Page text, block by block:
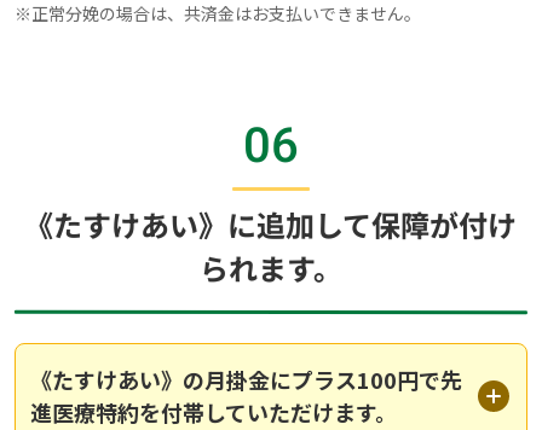
※正常分娩の場合は、共済金はお支払いできません。
06
《たすけあい》に追加して保障が付け
られます。
《たすけあい》の月掛金にプラス100円で先
進医療特約を付帯していただけます。